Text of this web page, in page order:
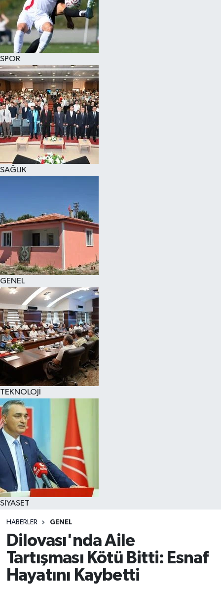
SPOR
SAĞLIK
GENEL
TEKNOLOJİ
SİYASET
HABERLER GENEL
Dilovası'nda Aile
Tartışması Kötü Bitti: Esnaf
Hayatını Kaybetti
KÜLTÜR SANAT
MAGAZİN
SAĞLIK
SİYASET
SPOR
TEKNOLOJİ